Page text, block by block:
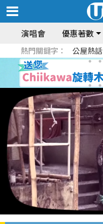
演唱會 優惠著數
熱門關鍵字： 公屋熱話